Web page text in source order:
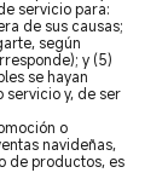
servicio para:
de sus causas;
según
y (5)
se hayan
servicio y, de ser
o
navideñas,
de productos, es